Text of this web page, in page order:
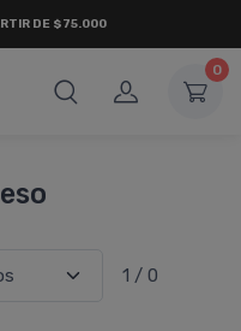
DE $75.000
0
1 / 0